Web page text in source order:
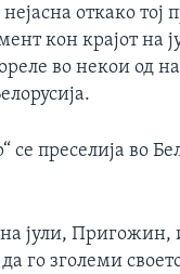
откако тој
кон крајот на
во некои од
преселија во
јули, Пригожин,
го зголеми